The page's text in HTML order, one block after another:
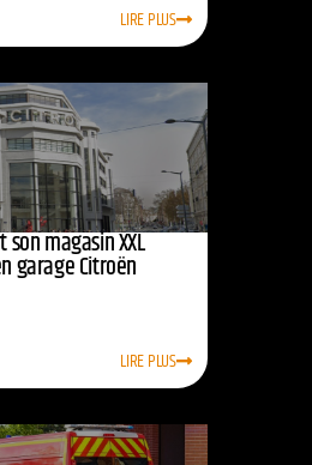
LIRE PLUS
magasin XXL
garage Citroën
LIRE PLUS